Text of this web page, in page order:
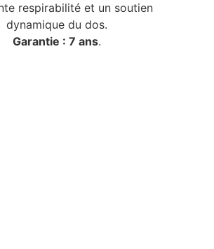
respirabilité et un soutien
dynamique du dos.
Garantie : 7 ans.